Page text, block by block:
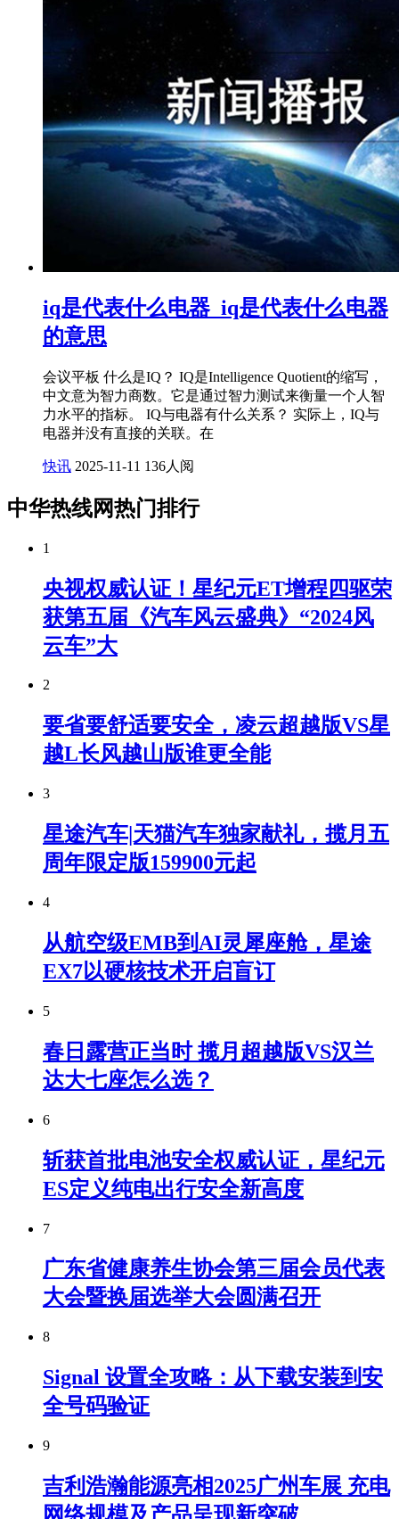
iq是代表什么电器_iq是代表什么电器
的意思
会议平板 什么是IQ？ IQ是Intelligence Quotient的缩写，
中文意为智力商数。它是通过智力测试来衡量一个人智
力水平的指标。 IQ与电器有什么关系？ 实际上，IQ与
电器并没有直接的关联。在
快讯 2025-11-11 136人阅
中华热线网热门排行
1
央视权威认证！星纪元ET增程四驱荣
获第五届《汽车风云盛典》“2024风
云车”大
2
要省要舒适要安全，凌云超越版VS星
越L长风越山版谁更全能
3
星途汽车|天猫汽车独家献礼，揽月五
周年限定版159900元起
4
从航空级EMB到AI灵犀座舱，星途
EX7以硬核技术开启盲订
5
春日露营正当时 揽月超越版VS汉兰
达大七座怎么选？
6
斩获首批电池安全权威认证，星纪元
ES定义纯电出行安全新高度
7
广东省健康养生协会第三届会员代表
大会暨换届选举大会圆满召开
8
Signal 设置全攻略：从下载安装到安
全号码验证
9
吉利浩瀚能源亮相2025广州车展 充电